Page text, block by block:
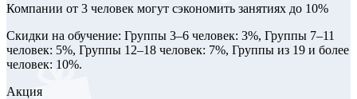
Компании от 3 человек могут сэкономить занятиях до 10%
Скидки на обучение: Группы 3–6 человек: 3%, Группы 7–11
человек: 5%, Группы 12–18 человек: 7%, Группы из 19 и более
человек: 10%.
Акция